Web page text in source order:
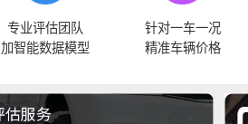
专业评估团队
加智能数据模型
针对一车一况
精准车辆价格